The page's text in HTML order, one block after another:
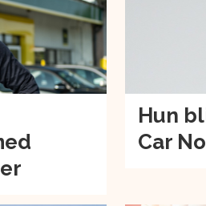
Hun
Car